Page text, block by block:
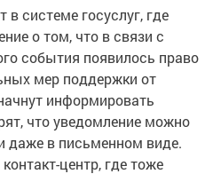
системе госуслуг, где
о том, что в связи с
события появилось право
мер поддержки от
информировать
что уведомление можно
даже в письменном виде.
центр, где тоже